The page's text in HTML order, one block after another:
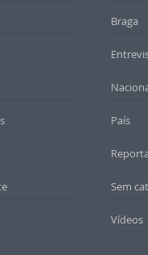
Braga
País
Sem
Vídeos